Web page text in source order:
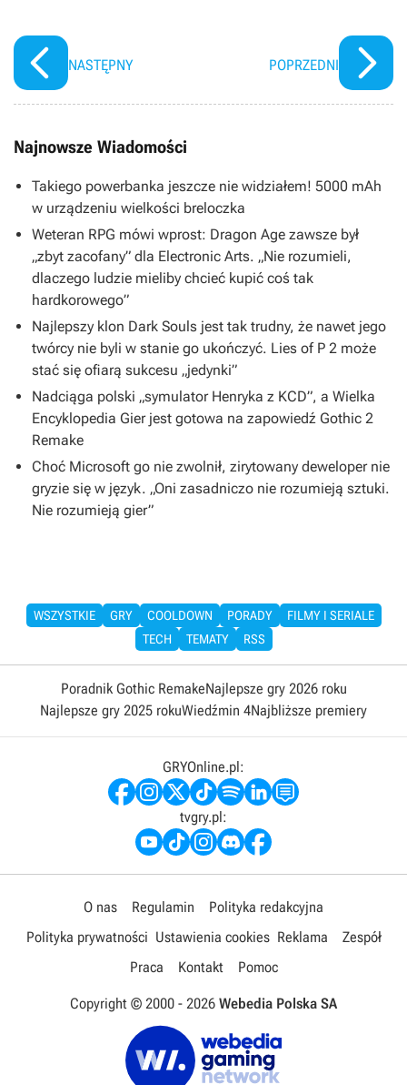
NASTĘPNY POPRZEDNI
Najnowsze Wiadomości
Takiego powerbanka jeszcze nie widziałem! 5000 mAh
w urządzeniu wielkości breloczka
Weteran RPG mówi wprost: Dragon Age zawsze był
„zbyt zacofany” dla Electronic Arts. „Nie rozumieli,
dlaczego ludzie mieliby chcieć kupić coś tak
hardkorowego”
Najlepszy klon Dark Souls jest tak trudny, że nawet jego
twórcy nie byli w stanie go ukończyć. Lies of P 2 może
stać się ofiarą sukcesu „jedynki”
Nadciąga polski „symulator Henryka z KCD”, a Wielka
Encyklopedia Gier jest gotowa na zapowiedź Gothic 2
Remake
Choć Microsoft go nie zwolnił, zirytowany deweloper nie
gryzie się w język. „Oni zasadniczo nie rozumieją sztuki.
Nie rozumieją gier”
WSZYSTKIE GRY COOLDOWN PORADY
FILMY I SERIALE
TECH
TEMATY RSS
Poradnik Gothic RemakeNajlepsze gry 2026 roku
Najlepsze gry 2025 rokuWiedźmin 4Najbliższe premiery
GRYOnline.pl:
tvgry.pl:
O nas Regulamin
Polityka redakcyjna
Polityka prywatności Ustawienia cookies Reklama
Zespół
Praca
Kontakt Pomoc
Copyright © 2000 - 2026 Webedia Polska SA